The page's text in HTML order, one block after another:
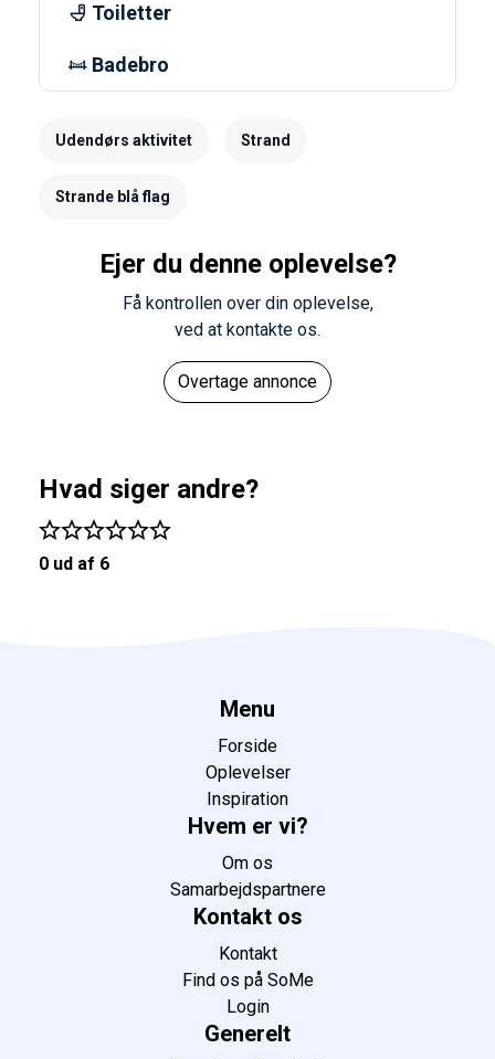
Toiletter
Badebro
Udendørs aktivitet Strand
Strande blå flag
Ejer du denne oplevelse?
Få kontrollen over din oplevelse,
ved at kontakte os.
Overtage annonce
Hvad siger andre?
0 ud af 6
Menu
Forside
Oplevelser
Inspiration
Hvem er vi?
Om os
Samarbejdspartnere
Kontakt os
Kontakt
Find os på SoMe
Login
Generelt